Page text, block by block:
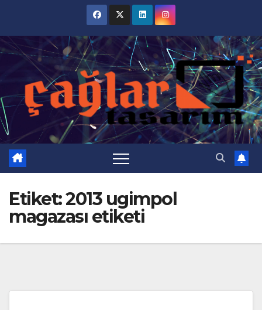
content
Etiket:2013 ugimpol
magazası etiketi